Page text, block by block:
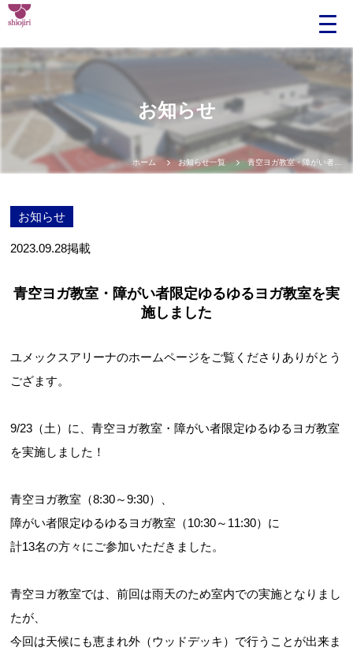
Webアクセシビリティについて
文字サイズ 標準
お知らせ
ホーム お知らせ一覧 青空ヨガ教室・障がい者限定ゆるゆるヨガ教室を実施しました
お知らせ
2023.09.28掲載
青空ヨガ教室・障がい者限定ゆるゆるヨガ教室を実
施しました
ユメックスアリーナのホームページをご覧くださりありがとう
ござます。
9/23（土）に、青空ヨガ教室・障がい者限定ゆるゆるヨガ教室
を実施しました！
青空ヨガ教室（8:30～9:30）、
障がい者限定ゆるゆるヨガ教室（10:30～11:30）に
計13名の方々にご参加いただきました。
青空ヨガ教室では、前回は雨天のため室内での実施となりまし
たが、
今回は天候にも恵まれ外（ウッドデッキ）で行うことが出来ま